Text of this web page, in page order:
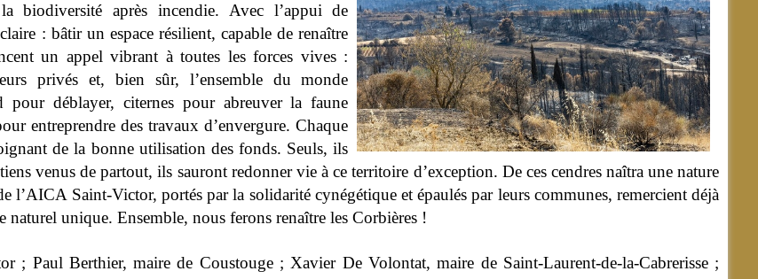
biodiversité après incendie. Avec l’appui de
: bâtir un espace résilient, capable de renaître
un appel vibrant à toutes les forces vives :
privés et, bien sûr, l’ensemble du monde
déblayer, citernes pour abreuver la faune
entreprendre des travaux d’envergure. Chaque
de la bonne utilisation des fonds. Seuls, ils
venus de partout, ils sauront redonner vie à ce territoire d’exception. De ces cendres naîtra une nature
l’AICA Saint-Victor, portés par la solidarité cynégétique et épaulés par leurs communes, remercient déjà
unique. Ensemble, nous ferons renaître les Corbières !
; Paul Berthier, maire de Coustouge ; Xavier De Volontat, maire de Saint-Laurent-de-la-Cabrerisse ;